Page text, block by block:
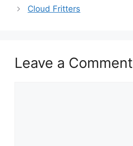
Cloud Fritters
Leave a Comment